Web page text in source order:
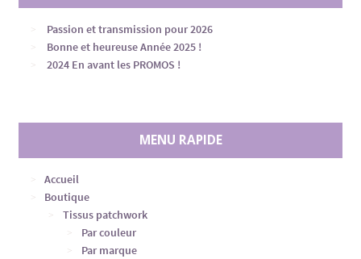
Passion et transmission pour 2026
Bonne et heureuse Année 2025 !
2024 En avant les PROMOS !
MENU RAPIDE
Accueil
Boutique
Tissus patchwork
Par couleur
Par marque